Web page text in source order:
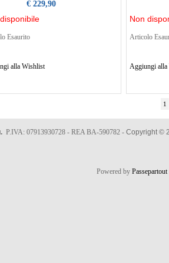
€ 229,90
Esaurito
alla Wishlist
Non
Articolo
Aggiungi
1
P.IVA: 07913930728 - REA BA-590782 - Copyright ©
Powered by Passepartout